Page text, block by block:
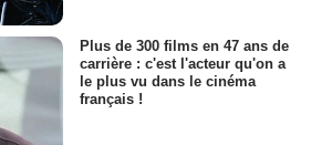
Plus de 300 films en 47 ans de
carrière : c'est l'acteur qu'on a
le plus vu dans le cinéma
français !